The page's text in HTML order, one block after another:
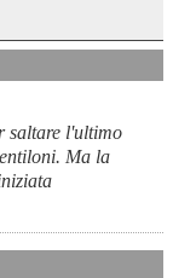
saltare l'ultimo
Ma la